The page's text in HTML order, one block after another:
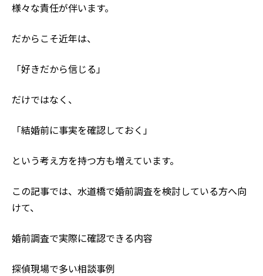
様々な責任が伴います。
だからこそ近年は、
「好きだから信じる」
だけではなく、
「結婚前に事実を確認しておく」
という考え方を持つ方も増えています。
この記事では、水道橋で婚前調査を検討している方へ向
けて、
婚前調査で実際に確認できる内容
探偵現場で多い相談事例